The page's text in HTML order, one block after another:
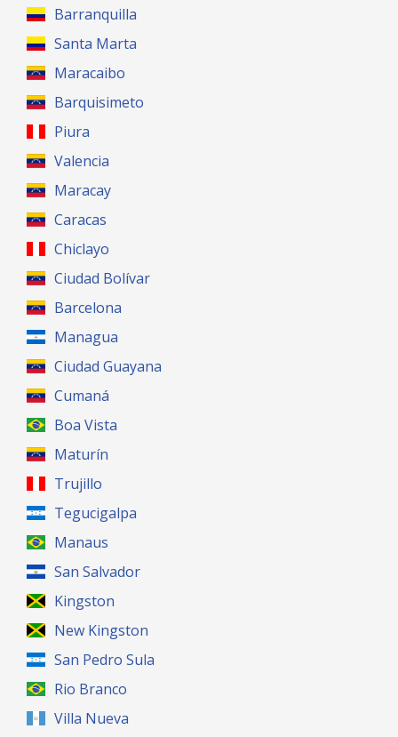
Barranquilla
Santa Marta
Maracaibo
Barquisimeto
Piura
Valencia
Maracay
Caracas
Chiclayo
Ciudad Bolívar
Barcelona
Managua
Ciudad Guayana
Cumaná
Boa Vista
Maturín
Trujillo
Tegucigalpa
Manaus
San Salvador
Kingston
New Kingston
San Pedro Sula
Rio Branco
Villa Nueva